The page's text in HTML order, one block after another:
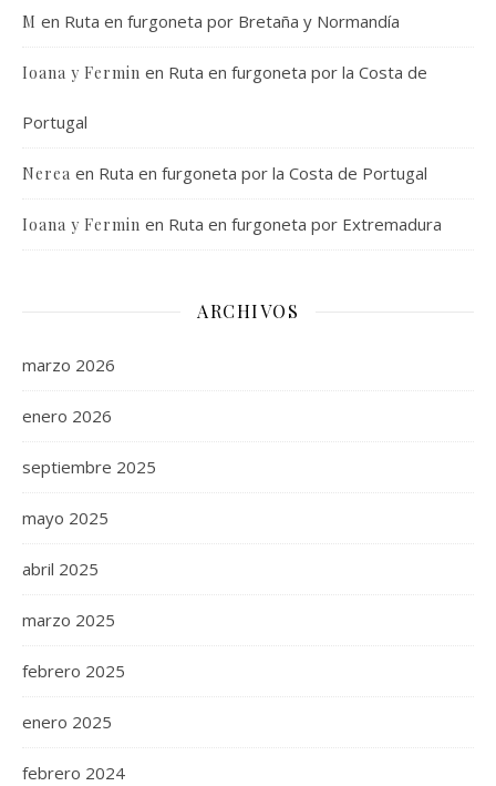
M en Ruta en furgoneta por Bretaña y Normandía
Ioana y Fermin en Ruta en furgoneta por la Costa de
Portugal
Nerea en Ruta en furgoneta por la Costa de Portugal
Ioana y Fermin en Ruta en furgoneta por Extremadura
ARCHIVOS
marzo 2026
enero 2026
septiembre 2025
mayo 2025
abril 2025
marzo 2025
febrero 2025
enero 2025
febrero 2024